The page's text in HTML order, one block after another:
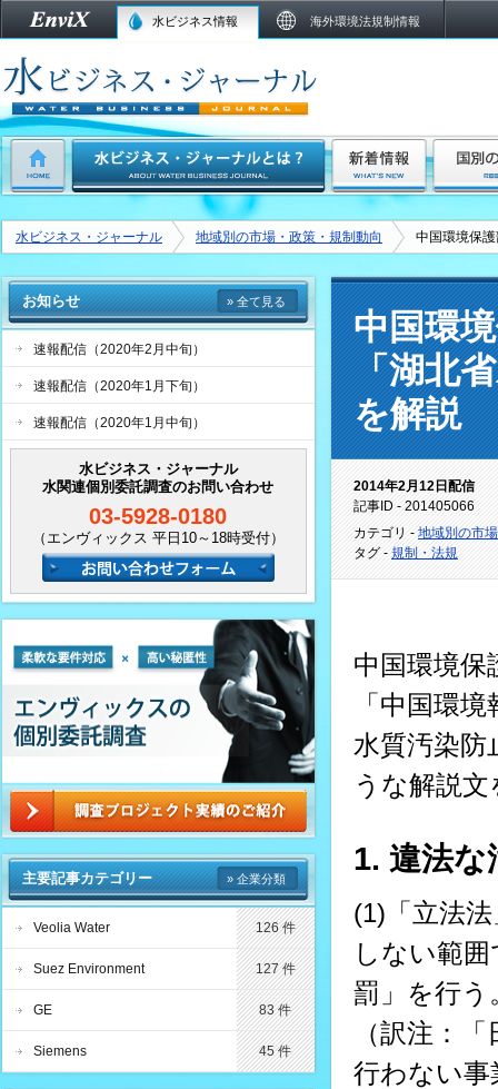
水ビジネス情報 海外環境法規制情報
水ビジネス・ジャーナル 地域別の市場・政策・規制動向 中国環境保
中国環
「湖北
を解説
2014年2月12日配信
記事ID - 201405066
カテゴリ - 地域別の市
タグ - 規制・法規
中国環境保
「中国環
水質汚染
うな解説
1. 違法な
(1)「立法
しない範
罰」を行う
（訳注：
行わない
お知らせ » 全て見る
速報配信（2020年2月中旬）
速報配信（2020年1月下旬）
速報配信（2020年1月中旬）
水ビジネス・ジャーナル
水関連個別委託調査のお問い合わせ
03-5928-0180
（エンヴィックス 平日10～18時受付）
主要記事カテゴリー » 企業分類
Veolia Water 126 件
Suez Environment 127 件
GE 83 件
Siemens 45 件